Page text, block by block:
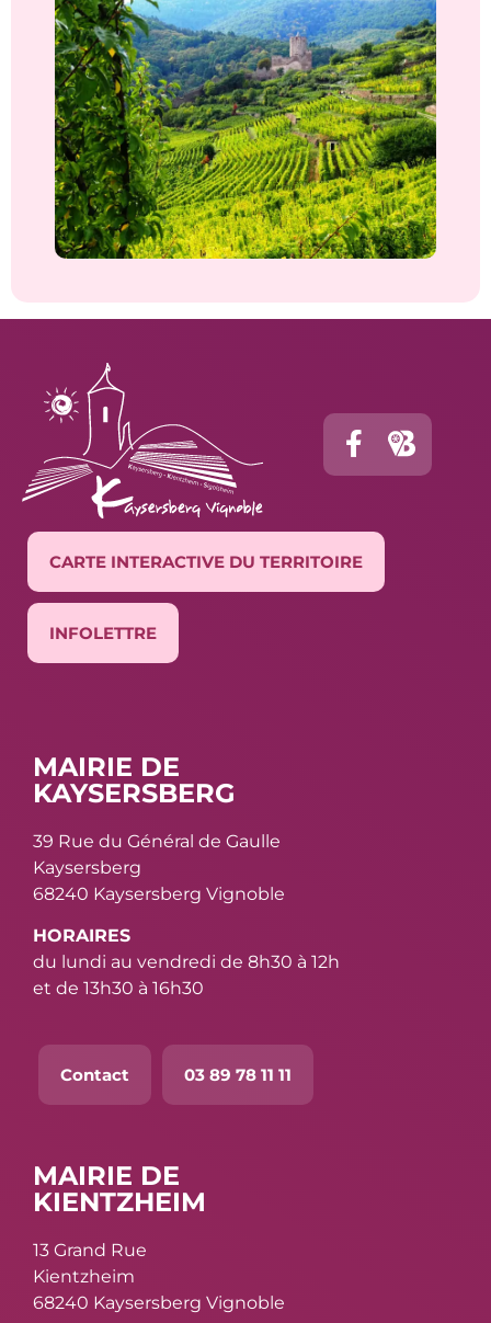
CARTE INTERACTIVE DU TERRITOIRE
INFOLETTRE
MAIRIE DE
KAYSERSBERG
39 Rue du Général de Gaulle
Kaysersberg
68240 Kaysersberg Vignoble
HORAIRES
du lundi au vendredi de 8h30 à 12h
et de 13h30 à 16h30
Contact 03 89 78 11 11
MAIRIE DE
KIENTZHEIM
13 Grand Rue
Kientzheim
68240 Kaysersberg Vignoble